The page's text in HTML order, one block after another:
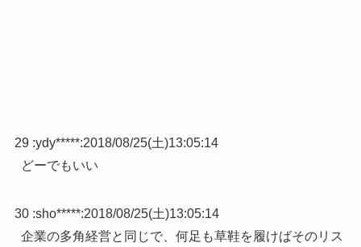
29 :ydy*****:2018/08/25(土)13:05:14
どーでもいい
30 :sho*****:2018/08/25(土)13:05:14
企業の多角経営と同じで、何足も草鞋を履けばそのリス